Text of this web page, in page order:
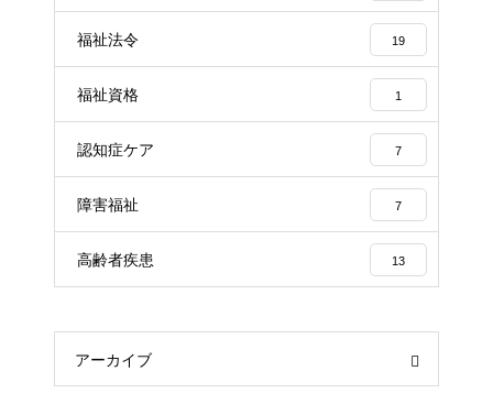
福祉法令 19
福祉資格 1
認知症ケア 7
障害福祉 7
高齢者疾患 13
アーカイブ